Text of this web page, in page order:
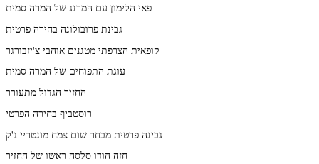
פאי הלימון עם המרנג של המרה סמית
גבינת פרובולונה בחירה פרטית
קופאית הצרפתי מטגנים אוהבי צ'יזבורגר
עוגת התפוחים של המרה סמית
החזיר הגדול מתעורר
רוסטביף בחירה הפרטי
גבינה פרטית מבחר שום צמח מונטריי ג'ק
חזה הודו סלסה ראשו של החזיר